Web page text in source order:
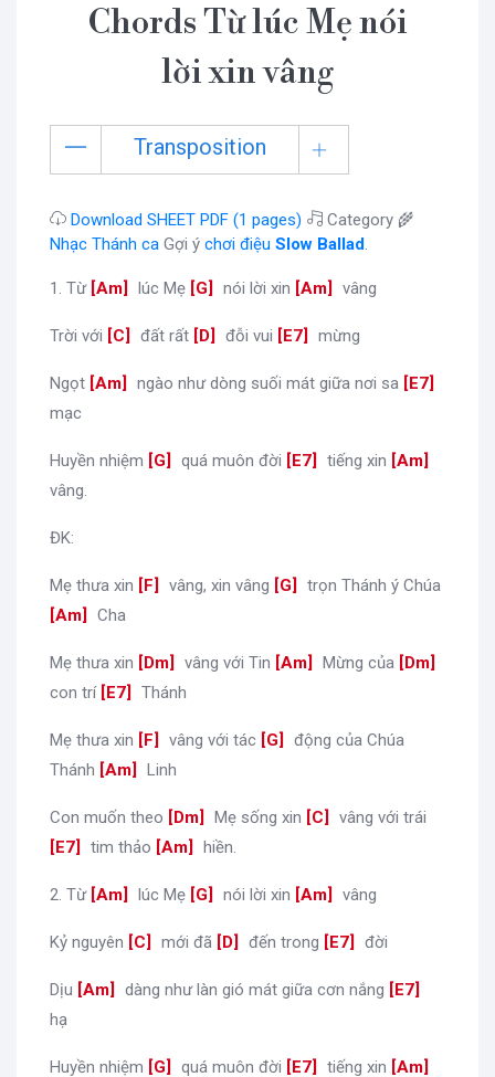
Chords Từ lúc Mẹ nói
lời xin vâng
Transposition
Download SHEET PDF (1 pages)
Category 🌾
Nhạc Thánh ca Gợi ý chơi điệu Slow Ballad.
1. Từ [Am lúc Mẹ [G nói lời xin [Am vâng
Trời với [C đất rất [D đỗi vui [E7 mừng
Ngọt [Am ngào như dòng suối mát giữa nơi sa [E7
mạc
Huyền nhiệm [G quá muôn đời [E7 tiếng xin [Am
vâng.
ĐK:
Mẹ thưa xin [F vâng, xin vâng [G trọn Thánh ý Chúa
Am
Cha
Mẹ thưa xin [Dm vâng với Tin [Am Mừng của [Dm
con trí [E7 Thánh
Mẹ thưa xin [F vâng với tác [G
động của Chúa
Thánh [Am Linh
Con muốn theo [Dm Mẹ sống xin [C vâng với trái
E7
tim thảo [Am hiền.
2. Từ [Am lúc Mẹ [G nói lời xin [Am vâng
Kỷ nguyên [C mới đã [D đến trong [E7 đời
Dịu [Am dàng như làn gió mát giữa cơn nắng [E7
hạ
Huyền nhiệm [G quá muôn đời [E7 tiếng xin [Am